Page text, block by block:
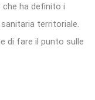
ha definito i
territoriale.
di fare il punto sulle